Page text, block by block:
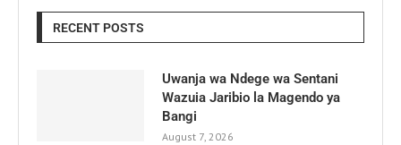
RECENT POSTS
Uwanja wa Ndege wa Sentani
Wazuia Jaribio la Magendo ya
Bangi
August 7, 2026